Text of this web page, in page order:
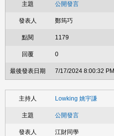
公開發言
鄭筠巧
1179
0
7/17/2024 8:00:32 PM
Lowking 姚宇謙
公開發言
江財同學